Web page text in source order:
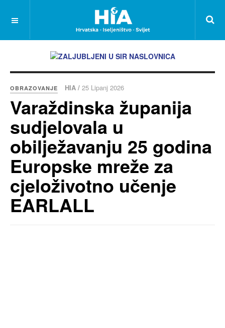
OBRAZOVANJE HIA / 25 Lipanj 2026
Varaždinska županija
sudjelovala u
obilježavanju 25 godina
Europske mreže za
cjeloživotno učenje
EARLALL